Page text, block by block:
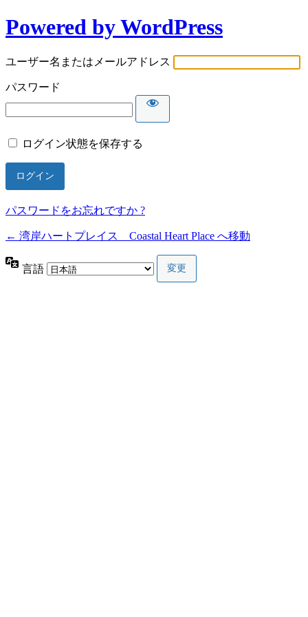
Powered by WordPress
ユーザー名またはメールアドレス
パスワード
ログイン状態を保存する
パスワードをお忘れですか ?
← 湾岸ハートプレイス Coastal Heart Place へ移動
言語